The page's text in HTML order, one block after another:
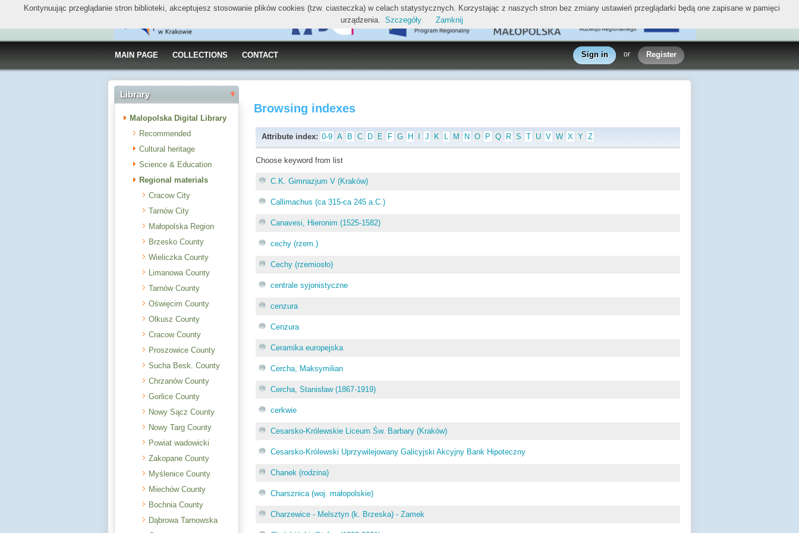
MAIN PAGE COLLECTIONS CONTACT Sign in or Register
Library
Malopolska Digital Library
Recommended
Cultural heritage
Science & Education
Regional materials
Cracow City
Tarnów City
Małopolska Region
Brzesko County
Wieliczka County
Limanowa County
Tarnów County
Oświęcim County
Olkusz County
Cracow County
Proszowice County
Sucha Besk. County
Chrzanów County
Gorlice County
Nowy Sącz County
Nowy Targ County
Powiat wadowicki
Zakopane County
Myślenice County
Miechów County
Bochnia County
Dąbrowa Tarnowska
Browsing indexes
Attribute index: 0-9 A B C D E F G H J K L M N O P Q R S T U V W X Y Z
Choose keyword from list
C.K. Gimnazjum V (Kraków)
Callimachus (ca 315-ca 245 a.C.)
Canavesi, Hieronim (1525-1582)
cechy (rzem.)
Cechy (rzemiosło)
centrale syjonistyczne
cenzura
Cenzura
Ceramika europejska
Cercha, Maksymilian
Cercha, Stanisław (1867-1919)
cerkwie
Cesarsko-Królewskie Liceum Św. Barbary (Kraków)
Cesarsko-Królewski Uprzywilejowany Galicyjski Akcyjny Bank Hipoteczny
Chanek (rodzina)
Charsznica (woj. małopolskie)
Charzewice - Melsztyn (k. Brzeska) - Zamek
Kontynuując przeglądanie stron biblioteki, akceptujesz stosowanie plików cookies (tzw. ciasteczka) w celach statystycznych. Korzystając z naszych stron bez zmiany ustawień przeglądarki będą one zapisane w pamięci
urządzenia. Szczegóły Zamknij